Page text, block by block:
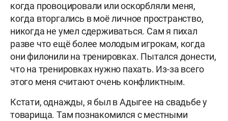
когда провоцировали или оскорбляли меня,
когда вторгались в моё личное пространство,
никогда не умел сдерживаться. Сам я пихал
разве что ещё более молодым игрокам, когда
они филонили на тренировках. Пытался донести,
что на тренировках нужно пахать. Из-за всего
этого меня считают очень конфликтным.
Кстати, однажды, я был в Адыгее на свадьбе у
товарища. Там познакомился с местными